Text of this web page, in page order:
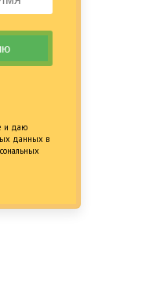
и даю
данных в